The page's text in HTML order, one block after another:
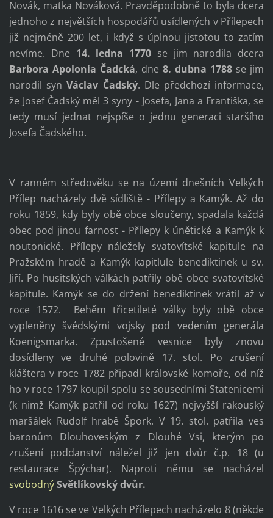
Novák, matka Nováková. Pravděpodobně to byla dcera
jednoho z největších hospodářů usídlených v Přílepech
již nejméně 200 let, i když s úplnou jistotou to zatím
nevíme. Dne 14. ledna 1770 se jim narodila dcera
Barbora Apolonia Čadcká, dne8. dubna 1788 se jim
narodil synVáclav Čadský. Dle předchozí informace,
že Josef Čadský měl 3 syny - Josefa, Jana a Františka, se
tedy musí jednat nejspíše o jednu generaci staršího
Josefa Čadského.
V ranném středověku se na území dnešních Velkých
Přílep nacházely dvě sídliště - Přílepy a Kamýk. Až do
roku 1859, kdy byly obě obce sloučeny, spadala každá
obec pod jinou farnost - Přílepy k únětické a Kamýk k
noutonické. Přílepy náležely svatovítské kapitule na
Pražském hradě a Kamýk kapitlule benediktinek u sv.
Jiří. Po husitských válkách patřily obě obce svatovítské
kapitule. Kamýk se do držení benediktinek vrátil až v
roce 1572. Behěm třicetileté války byly obě obce
vypleněny švédskými vojsky pod vedením generála
Koenigsmarka. Zpustošené vesnice byly znovu
dosídleny ve druhé polovině 17. stol. Po zrušení
kláštera v roce 1782 připadl královské komoře, od níž
ho v roce 1797 koupil spolu se sousedními Statenicemi
(k nimž Kamýk patřil od roku 1627) nejvyšší rakouský
maršálek Rudolf hrabě Špork. V 19. stol. patřila ves
baronům Dlouhoveským z Dlouhé Vsi, kterým po
zrušení poddanství náležel již jen dvůr č.p. 18 (u
restaurace Špýchar). Naproti němu se nacházel
svobodnýSvětlíkovský dvůr.
V roce 1616 se ve Velkých Přílepech nacházelo 8 (někde